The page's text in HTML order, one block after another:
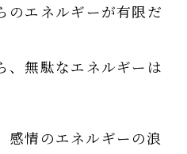
のエネルギーが有限だ
、無駄なエネルギーは
情のエネルギーの浪